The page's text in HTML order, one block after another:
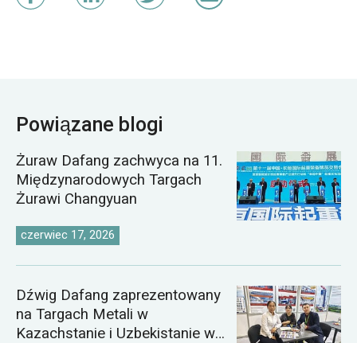
Powiązane blogi
Żuraw Dafang zachwyca na 11.
Międzynarodowych Targach
Żurawi Changyuan
czerwiec 17, 2026
Dźwig Dafang zaprezentowany
na Targach Metali w
Kazachstanie i Uzbekistanie w